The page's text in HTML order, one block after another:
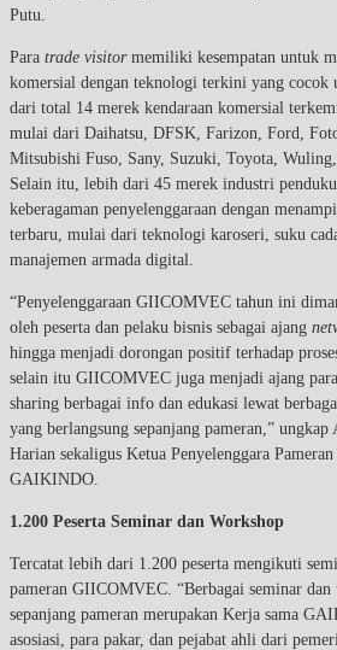
Putu.
Para trade visitormemiliki kesempatan untuk
komersial dengan teknologi terkini yang cocok
dari total 14 merek kendaraan komersial
mulai dari Daihatsu, DFSK, Farizon, Ford,
Mitsubishi Fuso, Sany, Suzuki, Toyota,
Selain itu, lebih dari 45 merek industri
keberagaman penyelenggaraan dengan
terbaru, mulai dari teknologi karoseri, suku
manajemen armada digital.
“Penyelenggaraan GIICOMVEC tahun ini
oleh peserta dan pelaku bisnis sebagai ajang
hingga menjadi dorongan positif terhadap
selain itu GIICOMVEC juga menjadi ajang
sharing berbagai info dan edukasi lewat
yang berlangsung sepanjang pameran,”
Harian sekaligus Ketua Penyelenggara
GAIKINDO.
1.200 Peserta Seminar dan Workshop
Tercatat lebih dari 1.200 peserta mengikuti
pameran GIICOMVEC. “Berbagai seminar dan
sepanjang pameran merupakan Kerja sama
asosiasi, para pakar, dan pejabat ahli dari